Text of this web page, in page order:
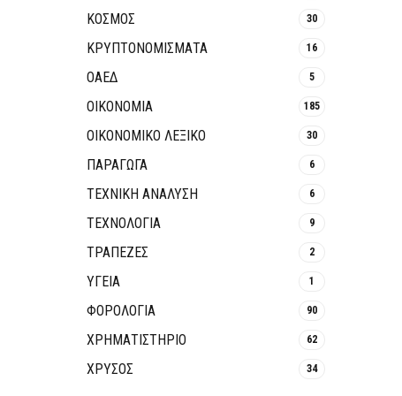
ΚΟΣΜΟΣ 30
ΚΡΥΠΤΟΝΟΜΊΣΜΑΤΑ 16
ΟΑΕΔ 5
ΟΙΚΟΝΟΜΙΑ 185
ΟΙΚΟΝΟΜΙΚΟ ΛΕΞΙΚΟ 30
ΠΑΡΑΓΩΓΑ 6
ΤΕΧΝΙΚΗ ΑΝΑΛΥΣΗ 6
ΤΕΧΝΟΛΟΓΙΑ 9
ΤΡΆΠΕΖΕΣ 2
ΥΓΕΙΑ 1
ΦΟΡΟΛΟΓΙΑ 90
ΧΡΗΜΑΤΙΣΤΗΡΙΟ 62
ΧΡΥΣΟΣ 34